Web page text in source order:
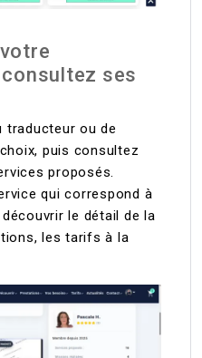
ses
traducteur ou de
puis consultez
proposés.
qui correspond à
le détail de la
les tarifs à la